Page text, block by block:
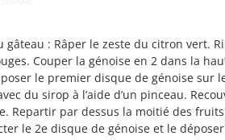
gâteau : Râper le zeste du citron vert.
Couper la génoise en 2 dans la
le premier disque de génoise sur
du sirop à l’aide d’un pinceau.
Repartir par dessus la moitié des
le 2e disque de génoise et le